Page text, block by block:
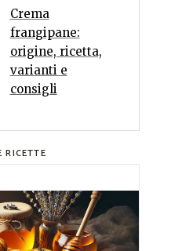
Crema
frangipane:
origine, ricetta,
varianti e
consigli
RICETTE